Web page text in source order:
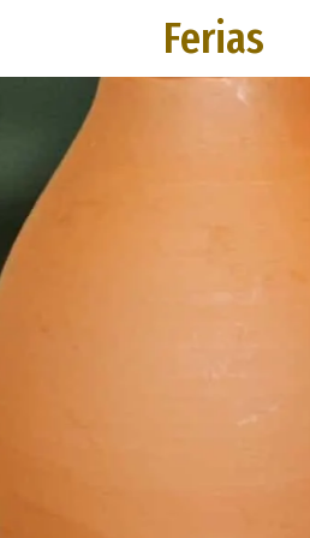
Ferias